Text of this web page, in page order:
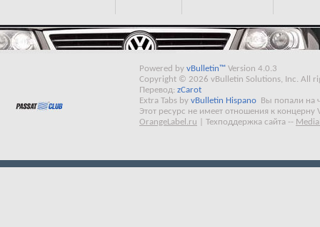
Powered by vBulletin™ Version 4.0.3
Copyright © 2026 vBulletin Solutions, Inc. All
Перевод: zCarot
Extra Tabs by vBulletin Hispano
Вы попали на
Этот ресурс не имеет отношения к концерну
OrangeLabel.ru
Техподдержка сайта --